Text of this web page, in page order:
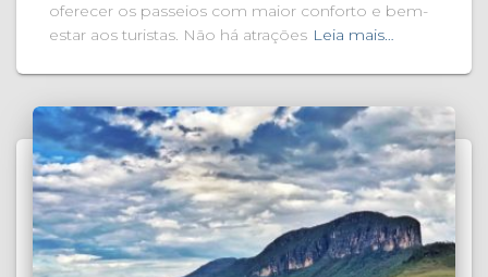
oferecer os passeios com maior conforto e bem-
estar aos turistas. Não há atrações Leia mais…